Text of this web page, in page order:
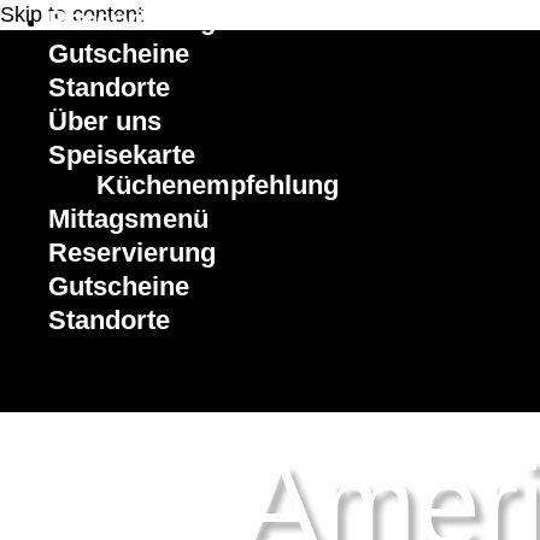
Skip to content
Reservierung
Gutscheine
Standorte
Über uns
Speisekarte
Küchenempfehlung
Mittagsmenü
Reservierung
Gutscheine
Standorte